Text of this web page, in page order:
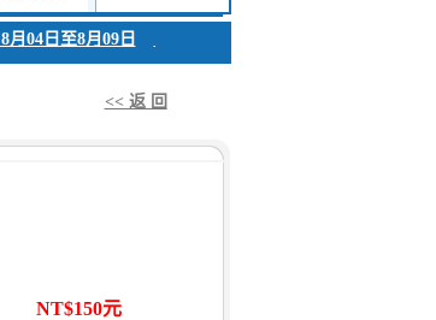
04日至8月09日
<< 返 回
NT$150元